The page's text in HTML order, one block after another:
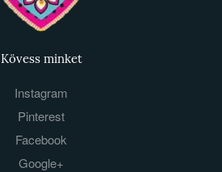
Kövess minket
Instagram
Pinterest
Facebook
Google+